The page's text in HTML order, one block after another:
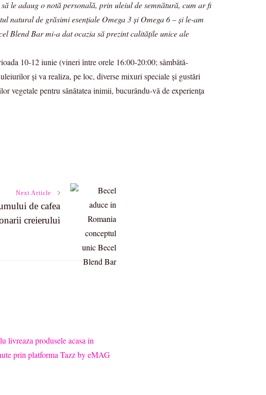
le adaug o notă personală, prin uleiul de semnătură, cum ar fi
natural de grăsimi esenţiale Omega 3 şi Omega 6 – şi le-am
Blend Bar mi-a dat ocazia să prezint calităţile unice ale
10-12 iunie (vineri între orele 16:00-20:00; sâmbătă-
şi va realiza, pe loc, diverse mixuri speciale şi gustări
vegetale pentru sănătatea inimii, bucurându-vă de experienţa
Next Article
de cafea
creierului